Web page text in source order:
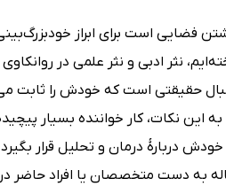
فضایی است برای ابراز
نثر ادبی و نثر علمی در
حقیقتی است که خودش را ثابت
نکات، کار خواننده بسیار
دربارۀ درمان و تحلیل قرار
به دست متخصصان یا افراد حاضر